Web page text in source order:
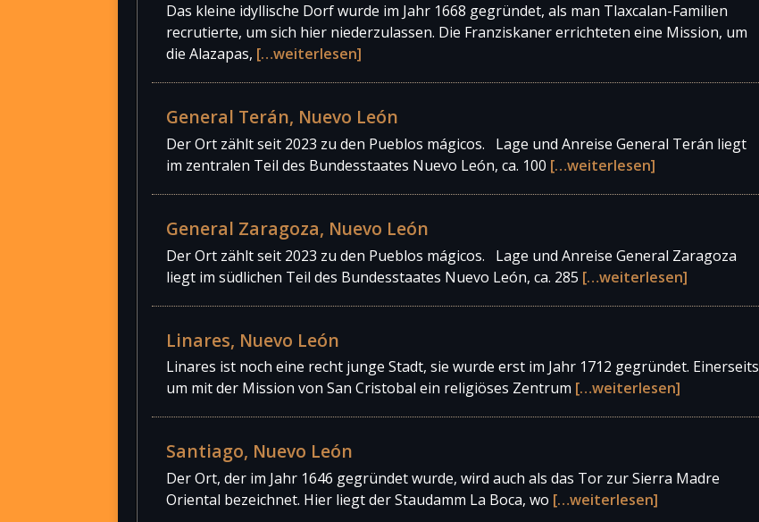
Das kleine idyllische Dorf wurde im Jahr 1668 gegründet, als man Tlaxcalan-Familien
recrutierte, um sich hier niederzulassen. Die Franziskaner errichteten eine Mission, um
die Alazapas, […weiterlesen]
General Terán, Nuevo León
Der Ort zählt seit 2023 zu den Pueblos mágicos. Lage und Anreise General Terán liegt
im zentralen Teil des Bundesstaates Nuevo León, ca. 100 […weiterlesen]
General Zaragoza, Nuevo León
Der Ort zählt seit 2023 zu den Pueblos mágicos. Lage und Anreise General Zaragoza
liegt im südlichen Teil des Bundesstaates Nuevo León, ca. 285 […weiterlesen]
Linares, Nuevo León
Linares ist noch eine recht junge Stadt, sie wurde erst im Jahr 1712 gegründet. Einerseits
um mit der Mission von San Cristobal ein religiöses Zentrum […weiterlesen]
Santiago, Nuevo León
Der Ort, der im Jahr 1646 gegründet wurde, wird auch als das Tor zur Sierra Madre
Oriental bezeichnet. Hier liegt der Staudamm La Boca, wo […weiterlesen]